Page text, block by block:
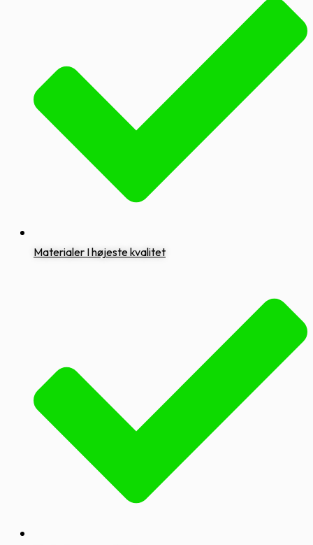
Materialer I højeste kvalitet